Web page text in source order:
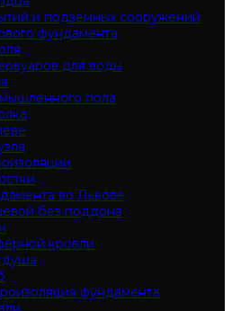
и подземных сооружений
фундамента
для воды
пола
во Львове
без поддона
кровли
душа
фундамента